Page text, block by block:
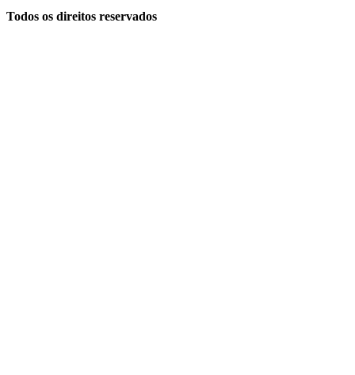
Todos os direitos reservados